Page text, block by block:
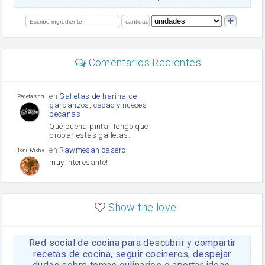
limón
Comentarios Recientes
Recetas con sazon
en Galletas de harina de
garbanzos, cacao y nueces
pecanas
Qué buena pinta! Tengo que
probar estas galletas.
Toni Michel Caubet
en Rawmesan casero
muy interesante!
enLasaña casera fácil y
HOJALDROSA TV
enGachas de la abuela
Rosa
Show the love
Red social de cocina para descubrir y compartir
recetas de cocina, seguir cocineros, despejar